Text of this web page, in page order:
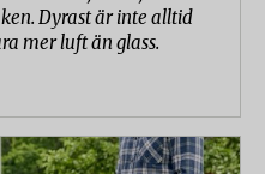
Dyrast är inte alltid
mer luft än glass.